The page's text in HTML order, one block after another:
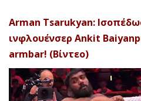
Arman Tsarukyan:
ινφλουένσερ Ankit
armbar! (Βίντεο)